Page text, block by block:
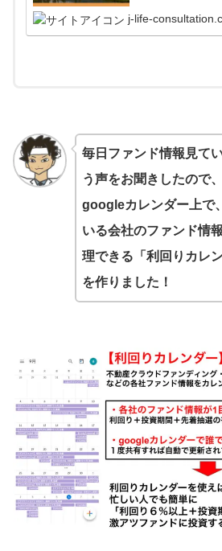
j-life-
毎日ファンド情報見て
う声をお聞きしたので、
googleカレンダー上で
いる会社のファンド情
理できる「利回りカレ
を作りました！